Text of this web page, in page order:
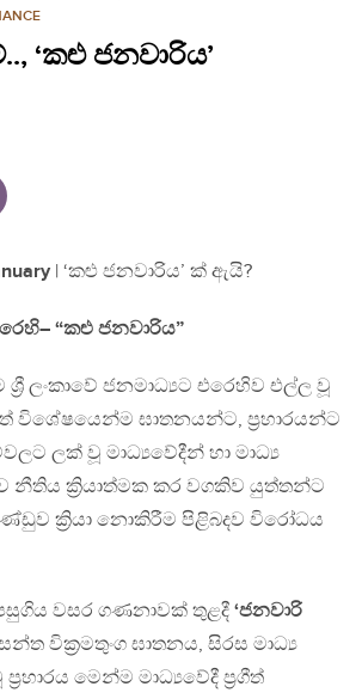
‘කළු ජනවාරිය’
| ‘කළු ජනවාරිය’ ක් ඇයි?
“කළු ජනවාරිය”
ශ්‍රී ලංකාවේ ජනමාධ්‍යට එරෙහිව එල්ල වූ
විශේෂයෙන්ම ඝාතනයන්ට, ප්‍රහාරයන්ට
ලක් වූ මාධ්‍යවේදීන් හා මාධ්‍ය
නීතිය ක්‍රියාත්මක කර වගකිව යුත්තන්ට
ක්‍රියා නොකිරීම පිළිබදව විරෝධය
වසර ගණනාවක් තුළදී ‘ජනවාරි
වික්‍රමතුංග ඝාතනය, සිරස මාධ්‍ය
මෙන්ම මාධ්‍යවේදී ප්‍රගීත්